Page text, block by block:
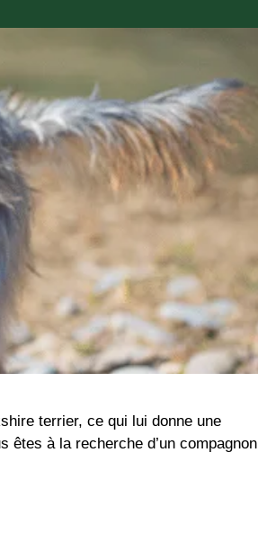
terrier, ce qui lui donne une
êtes à la recherche d’un compagnon